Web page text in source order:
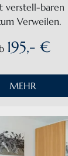
verstell-baren
Verweilen.
195,- €
MEHR